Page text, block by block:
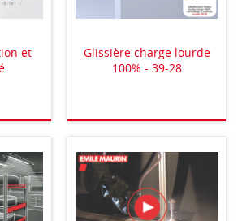
et
Glissière charge lourde
100% - 39-28